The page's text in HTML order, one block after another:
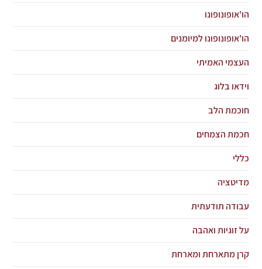
הו'אופונופונו
הו'אופונופונו למיומנים
העצמי האמיתי
וידאו בלוג
חוכמת הלב
חכמת הצמחים
כללי
מדיטציה
עבודה תודעתית
על זוגיות ואהבה
קרן מתארחת ומארחת